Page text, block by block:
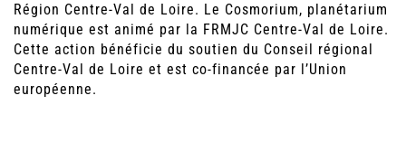
Région Centre-Val de Loire. Le Cosmorium, planétarium
numérique est animé par la FRMJC Centre-Val de Loire.
Cette action bénéficie du soutien du Conseil régional
Centre-Val de Loire et est co-financée par l’Union
européenne.